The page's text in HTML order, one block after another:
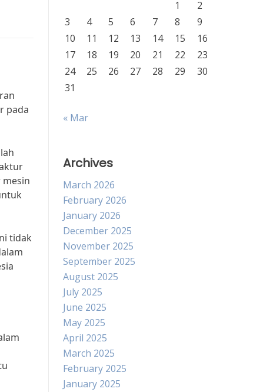
pada
tidak
1
2
3
4 5 6 7 8
9
10
11 12 13 14 15
16
17
18 19 20 21 22
23
24
25 26 27 28 29
30
31
« Mar
Archives
March 2026
February 2026
January 2026
December 2025
November 2025
September 2025
August 2025
July 2025
June 2025
May 2025
April 2025
March 2025
February 2025
January 2025